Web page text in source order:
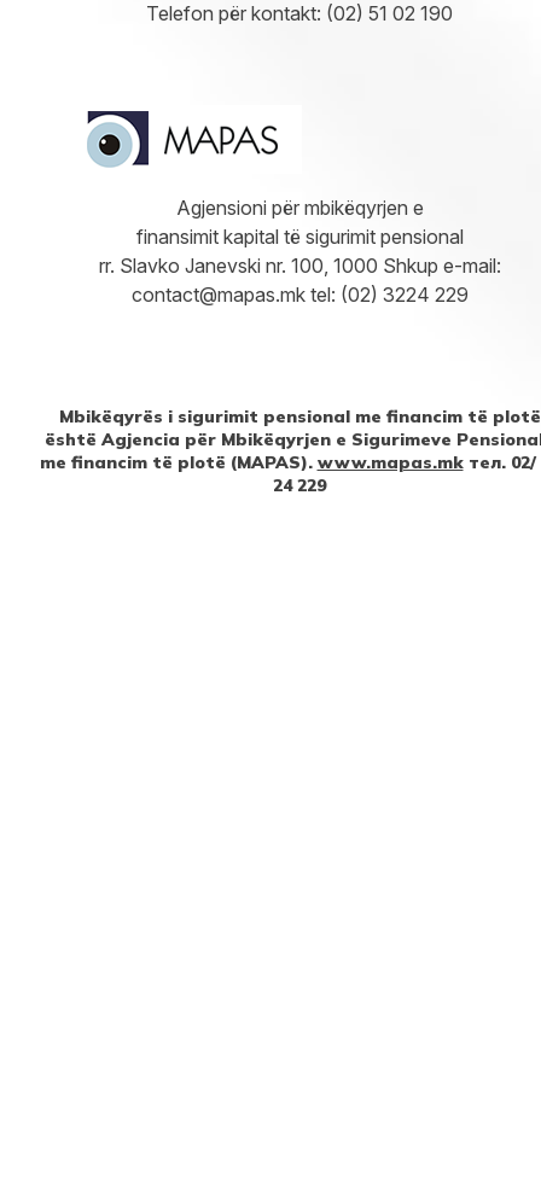
Telefon për kontakt: (02) 51 02 190
Agjensioni për mbikëqyrjen e
finansimit kapital të sigurimit pensional
rr. Slavko Janevski nr. 100, 1000 Shkup e-mail:
contact@mapas.mk tel: (02) 3224 229
Mbikëqyrës i sigurimit pensional me financim të plotë
është Agjencia për Mbikëqyrjen e Sigurimeve
me financim të plotë (MAPAS). www.mapas.mkтел. 02/
24 229